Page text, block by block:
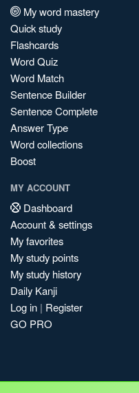
My word mastery
Quick study
Flashcards
Word Quiz
Word Match
Sentence Builder
Sentence Complete
Answer Type
Word collections
Boost
MY ACCOUNT
Dashboard
Account & settings
My favorites
My study points
My study history
Daily Kanji
Log in | Register
GO PRO